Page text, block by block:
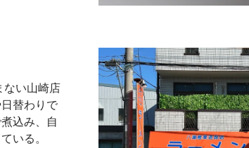
ない山崎店
替わりで
込み、自
いる。